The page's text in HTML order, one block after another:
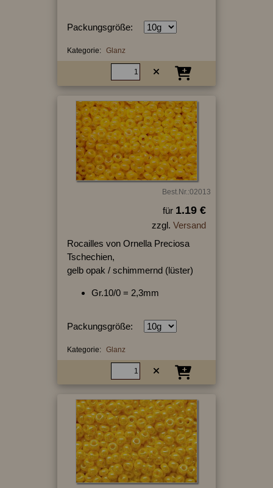
Packungsgröße:
Kategorie: Glanz
Best.Nr.:02013
für 1.19 €
zzgl. Versand
Rocailles von Ornella Preciosa
Tschechien,
gelb opak / schimmernd (lüster)
Gr.10/0 = 2,3mm
Packungsgröße:
Kategorie: Glanz